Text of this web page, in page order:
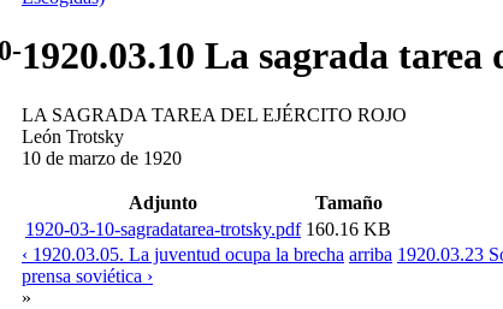
1920.03.10 La sagrada
LA SAGRADA TAREA DEL EJÉRCITO ROJO
León Trotsky
10 de marzo de 1920
Adjunto
Tamaño
1920-03-10-sagradatarea-trotsky.pdf 160.16 KB
‹ 1920.03.05. La juventud ocupa la brecha arriba 1920.03.23
prensa soviética ›
»